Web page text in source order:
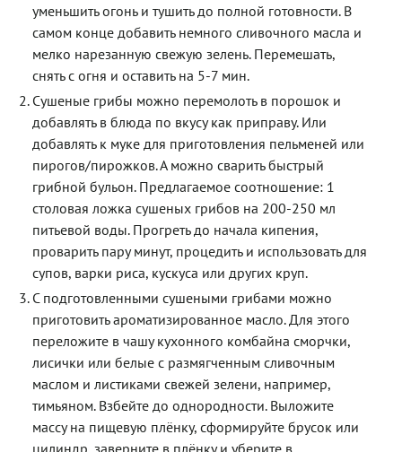
уменьшить огонь и тушить до полной готовности. В
самом конце добавить немного сливочного масла и
мелко нарезанную свежую зелень. Перемешать,
снять с огня и оставить на 5-7 мин.
Сушеные грибы можно перемолоть в порошок и
добавлять в блюда по вкусу как приправу. Или
добавлять к муке для приготовления пельменей или
пирогов/пирожков. А можно сварить быстрый
грибной бульон. Предлагаемое соотношение: 1
столовая ложка сушеных грибов на 200-250 мл
питьевой воды. Прогреть до начала кипения,
проварить пару минут, процедить и использовать для
супов, варки риса, кускуса или других круп.
С подготовленными сушеными грибами можно
приготовить ароматизированное масло. Для этого
переложите в чашу кухонного комбайна сморчки,
лисички или белые с размягченным сливочным
маслом и листиками свежей зелени, например,
тимьяном. Взбейте до однородности. Выложите
массу на пищевую плёнку, сформируйте брусок или
цилиндр, заверните в плёнку и уберите в